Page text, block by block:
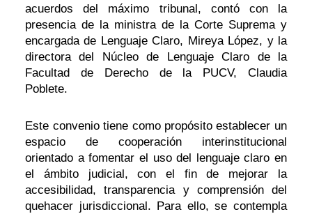
acuerdos del máximo tribunal, contó con la
presencia de la ministra de la Corte Suprema y
encargada de Lenguaje Claro, Mireya López, y la
directora del Núcleo de Lenguaje Claro de la
Facultad de Derecho de la PUCV, Claudia
Poblete.
Este convenio tiene como propósito establecer un
espacio de cooperación interinstitucional
orientado a fomentar el uso del lenguaje claro en
el ámbito judicial, con el fin de mejorar la
accesibilidad, transparencia y comprensión del
quehacer jurisdiccional. Para ello, se contempla